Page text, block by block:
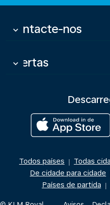
Contacte-nos
keyboard_arrow_down
Ofertas
keyboard_arrow_down
Todos países | Todas
De cidade para cidade
Países de partida |